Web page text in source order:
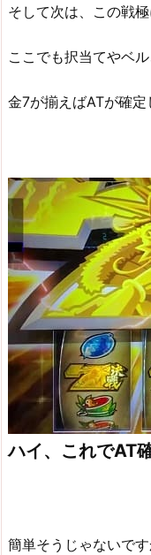
そして次は、この戦
ここでも択当てやベ
金7が揃えばATが確定
ハイ、これでAT
簡単そうじゃないです